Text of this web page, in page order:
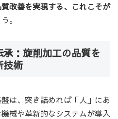
改善を実現する、これこそが
。
：旋削加工の品質を
技術
は、突き詰めれば「人」にあ
械や革新的なシステムが導入